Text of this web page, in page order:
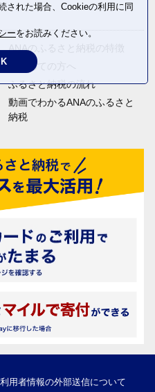
ANAのふるさと納税の特徴
はじめての方へ
ふるさと納税の流れ
動画でわかるANAのふるさと
納税
利用者情報の外部送信について
された場合、Cookieの利用に同
ーをお読みください。